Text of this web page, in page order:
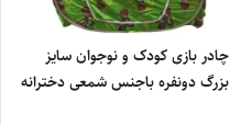
چادر بازی کودک و نوجوان سایز
بزرگ دونفره باجنس شمعی دخترانه